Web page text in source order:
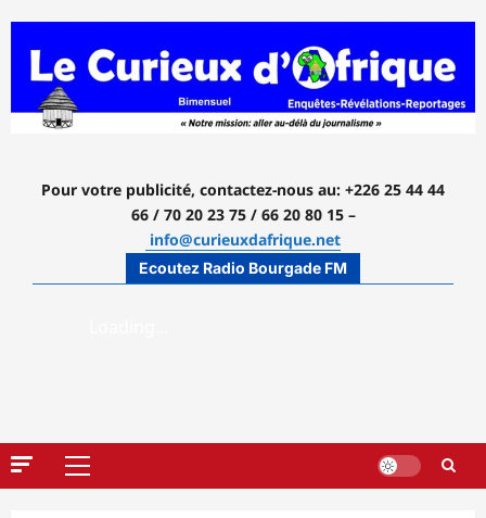
contenu
Pour votre publicité, contactez-nous au: +226 25 44 44
66 / 70 20 23 75 / 66 20 80 15 –
info@curieuxdafrique.net
Ecoutez Radio Bourgade FM
Menu